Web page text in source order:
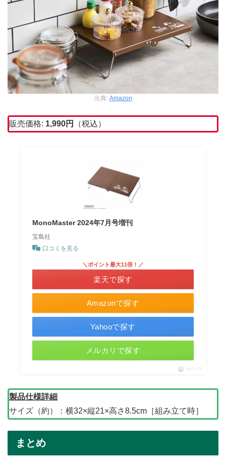
出典: Amazon
販売価格: 1,990円 （税込）
MonoMaster 2024年7月号増刊
宝島社
口コミを見る
Amazonで探す
＼ポイント最大11倍！／
楽天で探す
Yahooで探す
メルカリで探す
ポチップ
製品仕様詳細
サイズ（約）：横32×縦21×高さ8.5cm［組み立て時］
まとめ